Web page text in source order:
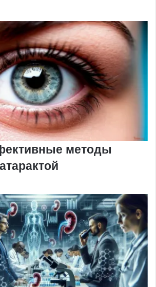
методы